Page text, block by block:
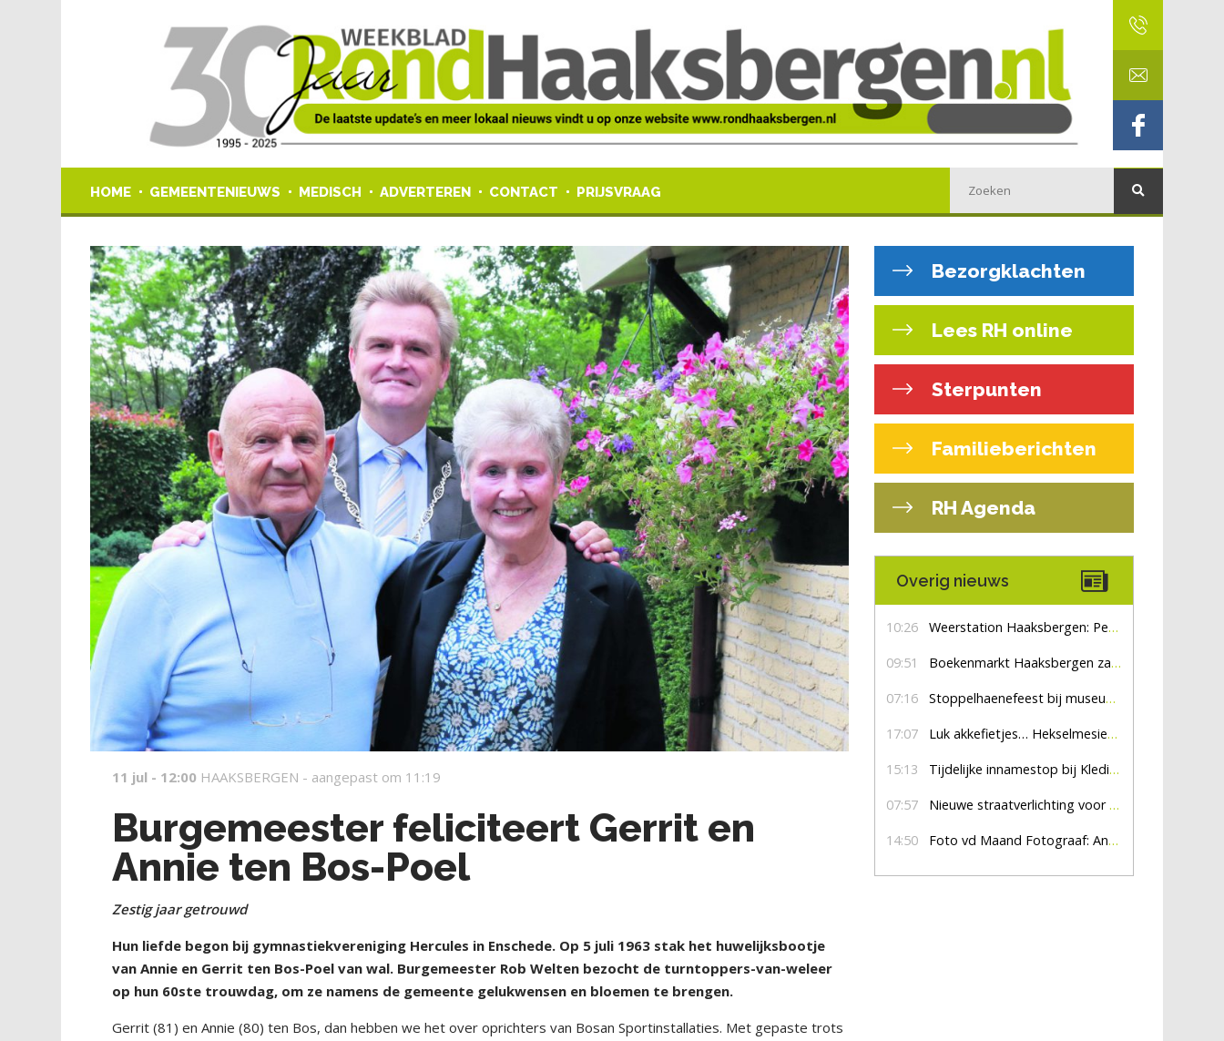
HOME GEMEENTENIEUWS MEDISCH ADVERTEREN CONTACT PRIJSVRAAG
11 jul - 12:00 HAAKSBERGEN - aangepast om 11:19
Burgemeester feliciteert Gerrit en
Annie ten Bos-Poel
Zestig jaar getrouwd
Hun liefde begon bij gymnastiekvereniging Hercules in Enschede. Op 5 juli 1963 stak het huwelijksbootje
van Annie en Gerrit ten Bos-Poel van wal. Burgemeester Rob Welten bezocht de turntoppers-van-weleer
op hun 60ste trouwdag, om ze namens de gemeente gelukwensen en bloemen te brengen.
Gerrit (81) en Annie (80) ten Bos, dan hebben we het over oprichters van Bosan Sportinstallaties. Met gepaste trots
Bezorgklachten
Lees RH online
Sterpunten
Familieberichten
RH Agenda
Overig nieuws
10:26 Weerstation Haaksbergen: Perioden met zon en droog
09:51 Boekenmarkt Haaksbergen zaterdag 8 augustus, marktplein Haaksbergen
07:16 Stoppelhaenefeest bij museum De Lebbenbrugge
17:07 Luk akkefietjes… HekselmesienHarry
15:13 Tijdelijke innamestop bij Kledingbank Stefania
07:57 Nieuwe straatverlichting voor De Veldmaat en De Pas
14:50 Foto vd Maand Fotograaf: Anna Jalving